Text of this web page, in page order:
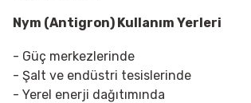
Nym (Antigron) Kullanım Yerleri
- Güç merkezlerinde
- Şalt ve endüstri tesislerinde
- Yerel enerji dağıtımında